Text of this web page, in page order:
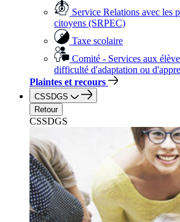
Service Relations avec les
citoyens (SRPEC)
Taxe scolaire
Comité - Services aux
difficulté d'adaptation ou
Plaintes et recours
CSSDGS
Retour
CSSDGS